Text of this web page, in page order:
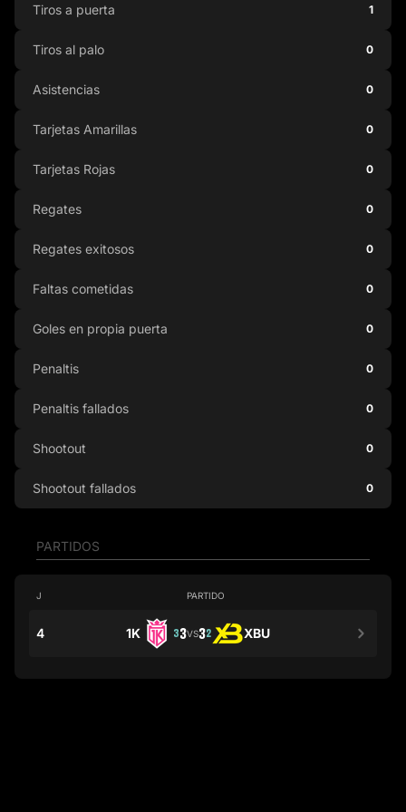
PARTIDOS
J PARTIDO
4 1K 33VS32 XBU
Tiros a puerta 1
Tiros al palo 0
Asistencias 0
Tarjetas Amarillas 0
Tarjetas Rojas 0
Regates 0
Regates exitosos 0
Faltas cometidas 0
Goles en propia puerta 0
Penaltis 0
Penaltis fallados 0
Shootout 0
Shootout fallados 0